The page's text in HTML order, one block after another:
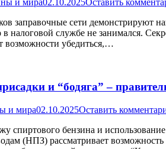
и мира02.10.2025Оставить
заправочные сети демонстрируют
налоговой службе не занимался.
возможности убедиться,…
и “бодяга” –
и мира02.10.2025Оставить
спиртового бензина и
(НПЗ) рассматривает